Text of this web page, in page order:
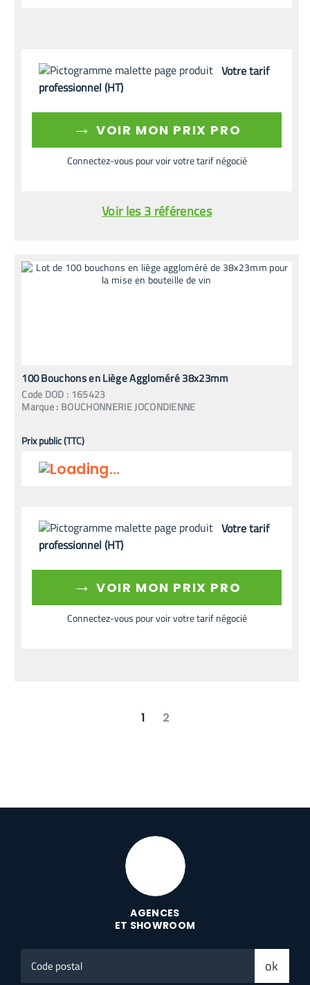
Votre tarif
professionnel (HT)
→ VOIR MON PRIX PRO
Connectez-vous pour voir votre tarif négocié
Voir les 3 références
100 Bouchons en Liège Aggloméré 38x23mm
Code DOD : 165423
Marque : BOUCHONNERIE JOCONDIENNE
Prix public (TTC)
Votre tarif
professionnel (HT)
→ VOIR MON PRIX PRO
Connectez-vous pour voir votre tarif négocié
1 2
AGENCES
ET SHOWROOM
postal
ok